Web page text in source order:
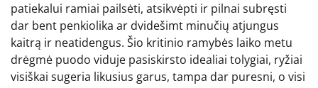
patiekalui ramiai pailsėti, atsikvėpti ir pilnai subręsti
dar bent penkiolika ar dvidešimt minučių atjungus
kaitrą ir neatidengus. Šio kritinio ramybės laiko metu
drėgmė puodo viduje pasiskirsto idealiai tolygiai, ryžiai
visiškai sugeria likusius garus, tampa dar puresni, o visi